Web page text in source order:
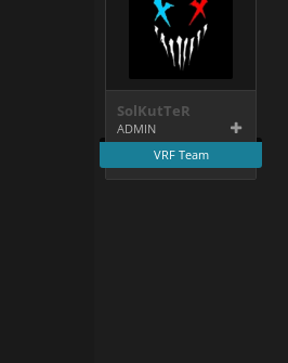
SolKutTeR
ADMIN
VRF Team